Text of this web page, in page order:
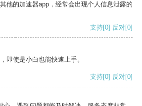
他的加速器app，经常会出现个人信息泄露的
支持[0] 反对[0]
即使是小白也能快速上手。
支持[0] 反对[0]